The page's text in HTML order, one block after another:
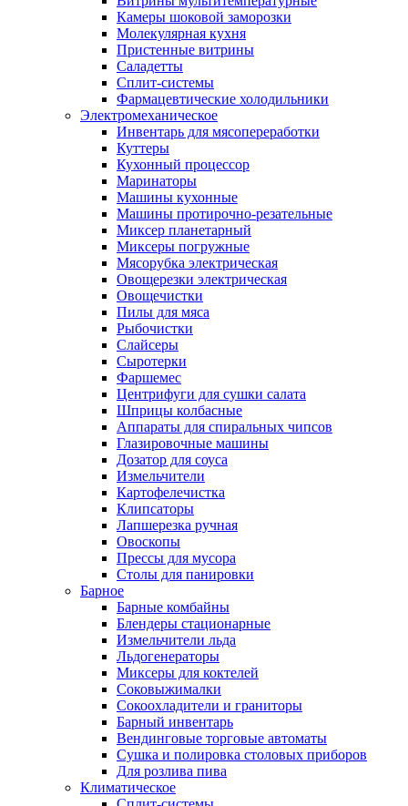
Камеры шоковой заморозки
Молекулярная кухня
Пристенные витрины
Саладетты
Сплит-системы
Фармацевтические холодильники
Электромеханическое
Инвентарь для мясопереработки
Куттеры
Кухонный процессор
Маринаторы
Машины кухонные
Машины протирочно-резательные
Миксер планетарный
Миксеры погружные
Мясорубка электрическая
Овощерезки электрическая
Овощечистки
Пилы для мяса
Рыбочистки
Слайсеры
Сыротерки
Фаршемес
Центрифуги для сушки салата
Шприцы колбасные
Аппараты для спиральных чипсов
Глазировочные машины
Дозатор для соуса
Измельчители
Картофелечистка
Клипсаторы
Лапшерезка ручная
Овоскопы
Прессы для мусора
Столы для панировки
Барное
Барные комбайны
Блендеры стационарные
Измельчители льда
Льдогенераторы
Миксеры для коктелей
Соковыжималки
Сокоохладители и граниторы
Барный инвентарь
Вендинговые торговые автоматы
Сушка и полировка столовых приборов
Для розлива пива
Климатическое